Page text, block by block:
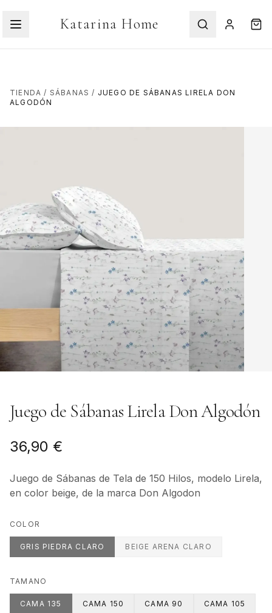
Katarina Home
TIENDA / SÁBANAS / JUEGO DE SÁBANAS LIRELA DON
ALGODÓN
Juego de Sábanas Lirela Don Algodón
36,90 €
Juego de Sábanas de Tela de 150 Hilos, modelo Lirela,
en color beige, de la marca Don Algodon
COLOR
GRIS PIEDRA CLARO BEIGE ARENA CLARO
TAMANO
CAMA 135 CAMA 150 CAMA 90 CAMA 105